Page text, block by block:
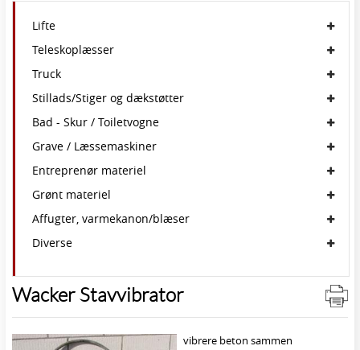
Lifte
Teleskoplæsser
Truck
Stillads/Stiger og dækstøtter
Bad - Skur / Toiletvogne
Grave / Læssemaskiner
Entreprenør materiel
Grønt materiel
Affugter, varmekanon/blæser
Diverse
Wacker Stavvibrator
vibrere beton sammen